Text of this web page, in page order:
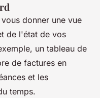
donner une vue
de l'état de vos
un tableau de
de factures en
et les
temps.